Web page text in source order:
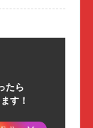
たら
す！